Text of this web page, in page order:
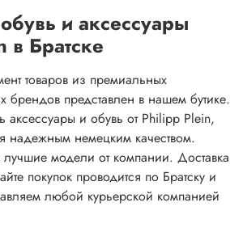
и аксессуары
в Братске
товаров из премиальных
брендов представлен в нашем бутике.
аксессуары и обувь от Philipp Plein,
надежным немецким качеством.
лучшие модели от компании. Доставка
покупок проводится по Братску и
любой курьерской компанией